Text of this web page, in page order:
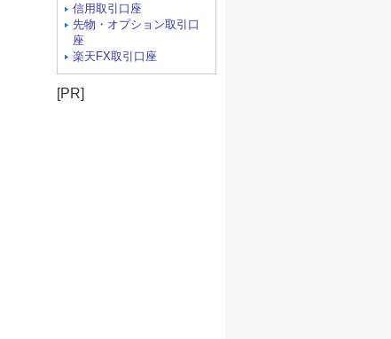
信用取引口座
先物・オプション取引口
座
楽天FX取引口座
[PR]